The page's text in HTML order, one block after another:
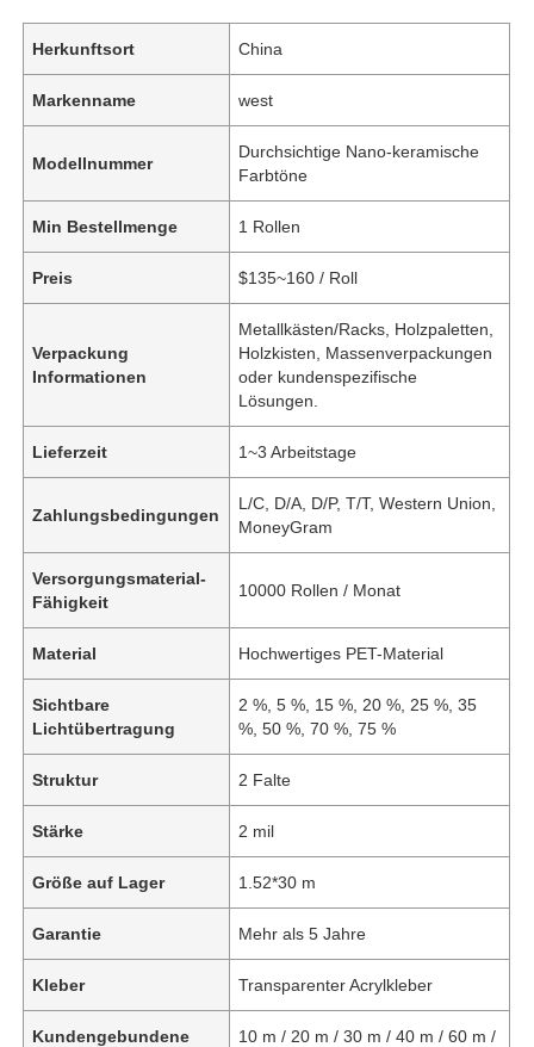
Herkunftsort China
Markenname west
Modellnummer
Durchsichtige Nano-keramische
Farbtöne
Min Bestellmenge 1 Rollen
Preis $135~160 / Roll
Verpackung
Informationen
Metallkästen/Racks, Holzpaletten,
Holzkisten, Massenverpackungen
oder kundenspezifische
Lösungen.
Lieferzeit 1~3 Arbeitstage
Zahlungsbedingungen
L/C, D/A, D/P, T/T, Western Union,
MoneyGram
Versorgungsmaterial-
Fähigkeit
10000 Rollen / Monat
Material Hochwertiges PET-Material
Sichtbare
Lichtübertragung
2 %, 5 %, 15 %, 20 %, 25 %, 35
%, 50 %, 70 %, 75 %
Struktur 2 Falte
Stärke 2 mil
Größe auf Lager 1.52*30 m
Garantie Mehr als 5 Jahre
Kleber Transparenter Acrylkleber
Kundengebundene
10 m / 20 m / 30 m / 40 m / 60 m /